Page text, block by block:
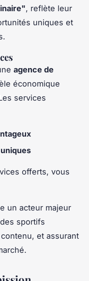
, reflète leur
uniques et
agence de
économique
services
offerts, vous
un acteur majeur
sportifs
et assurant